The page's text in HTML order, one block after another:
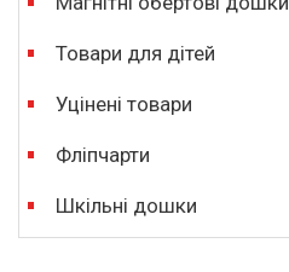
Товари для дітей
Уцінені товари
Фліпчарти
Шкільні дошки